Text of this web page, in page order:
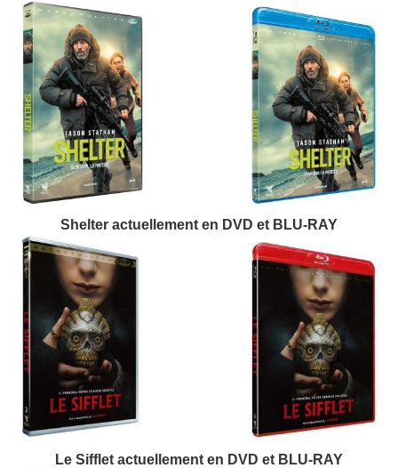
Shelter actuellement en DVD et BLU-RAY
Le Sifflet actuellement en DVD et BLU-RAY